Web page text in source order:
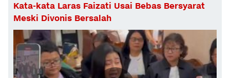
Kata-kata Laras Faizati Usai Bebas Bersyarat
Meski Divonis Bersalah